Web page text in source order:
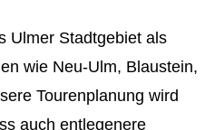
Ulmer Stadtgebiet als
wie Neu-Ulm, Blaustein,
Tourenplanung wird
auch entlegenere